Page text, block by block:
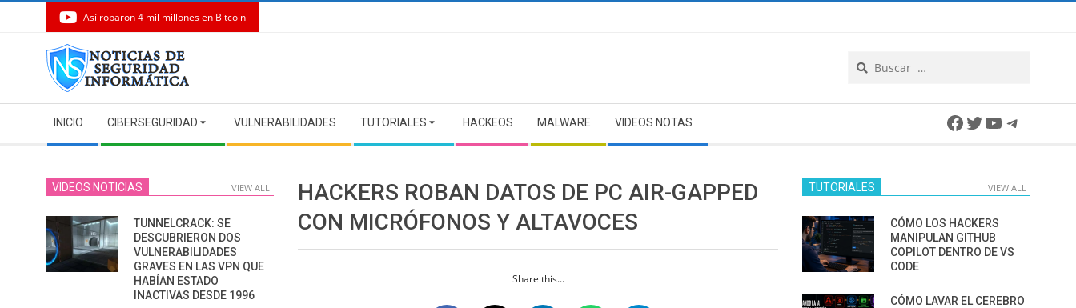
Así robaron 4 mil millones en Bitcoin
Navigation
Menu
INICIO CIBERSEGURIDAD VULNERABILIDADES TUTORIALES HACKEOS MALWARE VIDEOS NOTAS Facebook
Twitter
YouTube
HACKERS ROBAN DATOS DE PC AIR-GAPPED
CON MICRÓFONOS Y ALTAVOCES
Share this...
VIDEOS NOTICIAS VIEW ALL
TUNNELCRACK: SE
DESCUBRIERON DOS
VULNERABILIDADES
GRAVES EN LAS VPN QUE
HABÍAN ESTADO
INACTIVAS DESDE 1996
TUTORIALES VIEW ALL
CÓMO LOS HACKERS
MANIPULAN GITHUB
COPILOT DENTRO DE VS
CODE
CÓMO LAVAR EL CEREBRO